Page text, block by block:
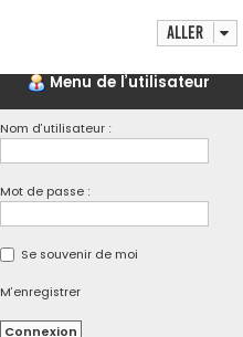
Aller
Menu de l’utilisateur
Nom d’utilisateur :
Mot de passe :
Se souvenir de moi
M’enregistrer